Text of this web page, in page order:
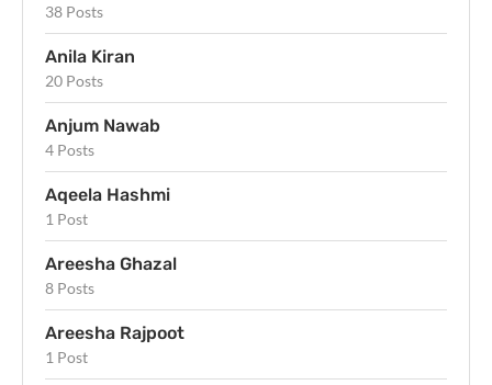
38 Posts
Anila Kiran
20 Posts
Anjum Nawab
4 Posts
Aqeela Hashmi
1 Post
Areesha Ghazal
8 Posts
Areesha Rajpoot
1 Post